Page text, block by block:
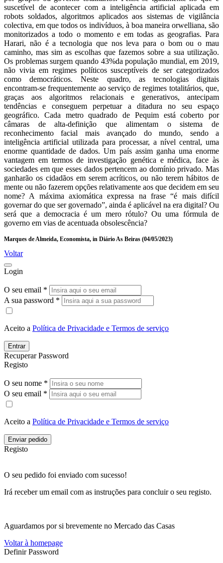
suscetível de acontecer com a inteligência artificial aplicada em
robots soldados, algoritmos aplicados aos sistemas de vigilância
colectiva, em que todos os indivíduos, à boa maneira orwelliana, são
monitorizados a todo o momento e em todas as geografias. Para
Harari, não é a tecnologia que nos leva para o bom ou o mau
caminho, mas sim as escolhas que fazemos sobre a sua utilização.
Os problemas surgem quando 43%da população mundial, em 2019,
não vivia em regimes políticos susceptíveis de ser categorizados
como democráticos. Neste quadro, as tecnologias digitais
encontram-se frequentemente ao serviço de regimes totalitários, que,
graças aos algoritmos relacionais e generativos, antecipam
tendências e conseguem perpetuar a ditadura no seu espaço
geográfico. Cada metro quadrado de Pequim está coberto por
câmaras de alta-definição que alimentam o sistema de
reconhecimento facial mais avançado do mundo, sendo a
inteligência artificial utilizada para processar, a nível central, uma
enorme quantidade de dados. Um país assim ganha uma enorme
vantagem em termos de investigação genética e médica, face às
sociedades em que esses dados pertencem ao domínio privado. Mas
ganharão os cidadãos em serem acríticos, ou não terem hábitos de
mente ou não fazerem opções relativamente aos que decidem em seu
nome? A máxima axiomática expressa na frase “é mais difícil
governar do que ser governado”, ainda é aplicável na era digital? Ou
será que a democracia é um mero rótulo? Ou uma fórmula de
governo em vias de acentuada obsolescência?
Marques de Almeida, Economista, in Diário As Beiras (04/05/2023)
Voltar
Login
O seu email *
A sua password *
Aceito a Política de Privacidade e Termos de serviço
Entrar
Recuperar Password
Registo
O seu nome *
O seu email *
Aceito a Política de Privacidade e Termos de serviço
Enviar pedido
Registo
O seu pedido foi enviado com sucesso!
Irá receber um email com as instruções para concluir o seu registo.
Aguardamos por si brevemente no Mercado das Casas
Voltar à homepage
Definir Password